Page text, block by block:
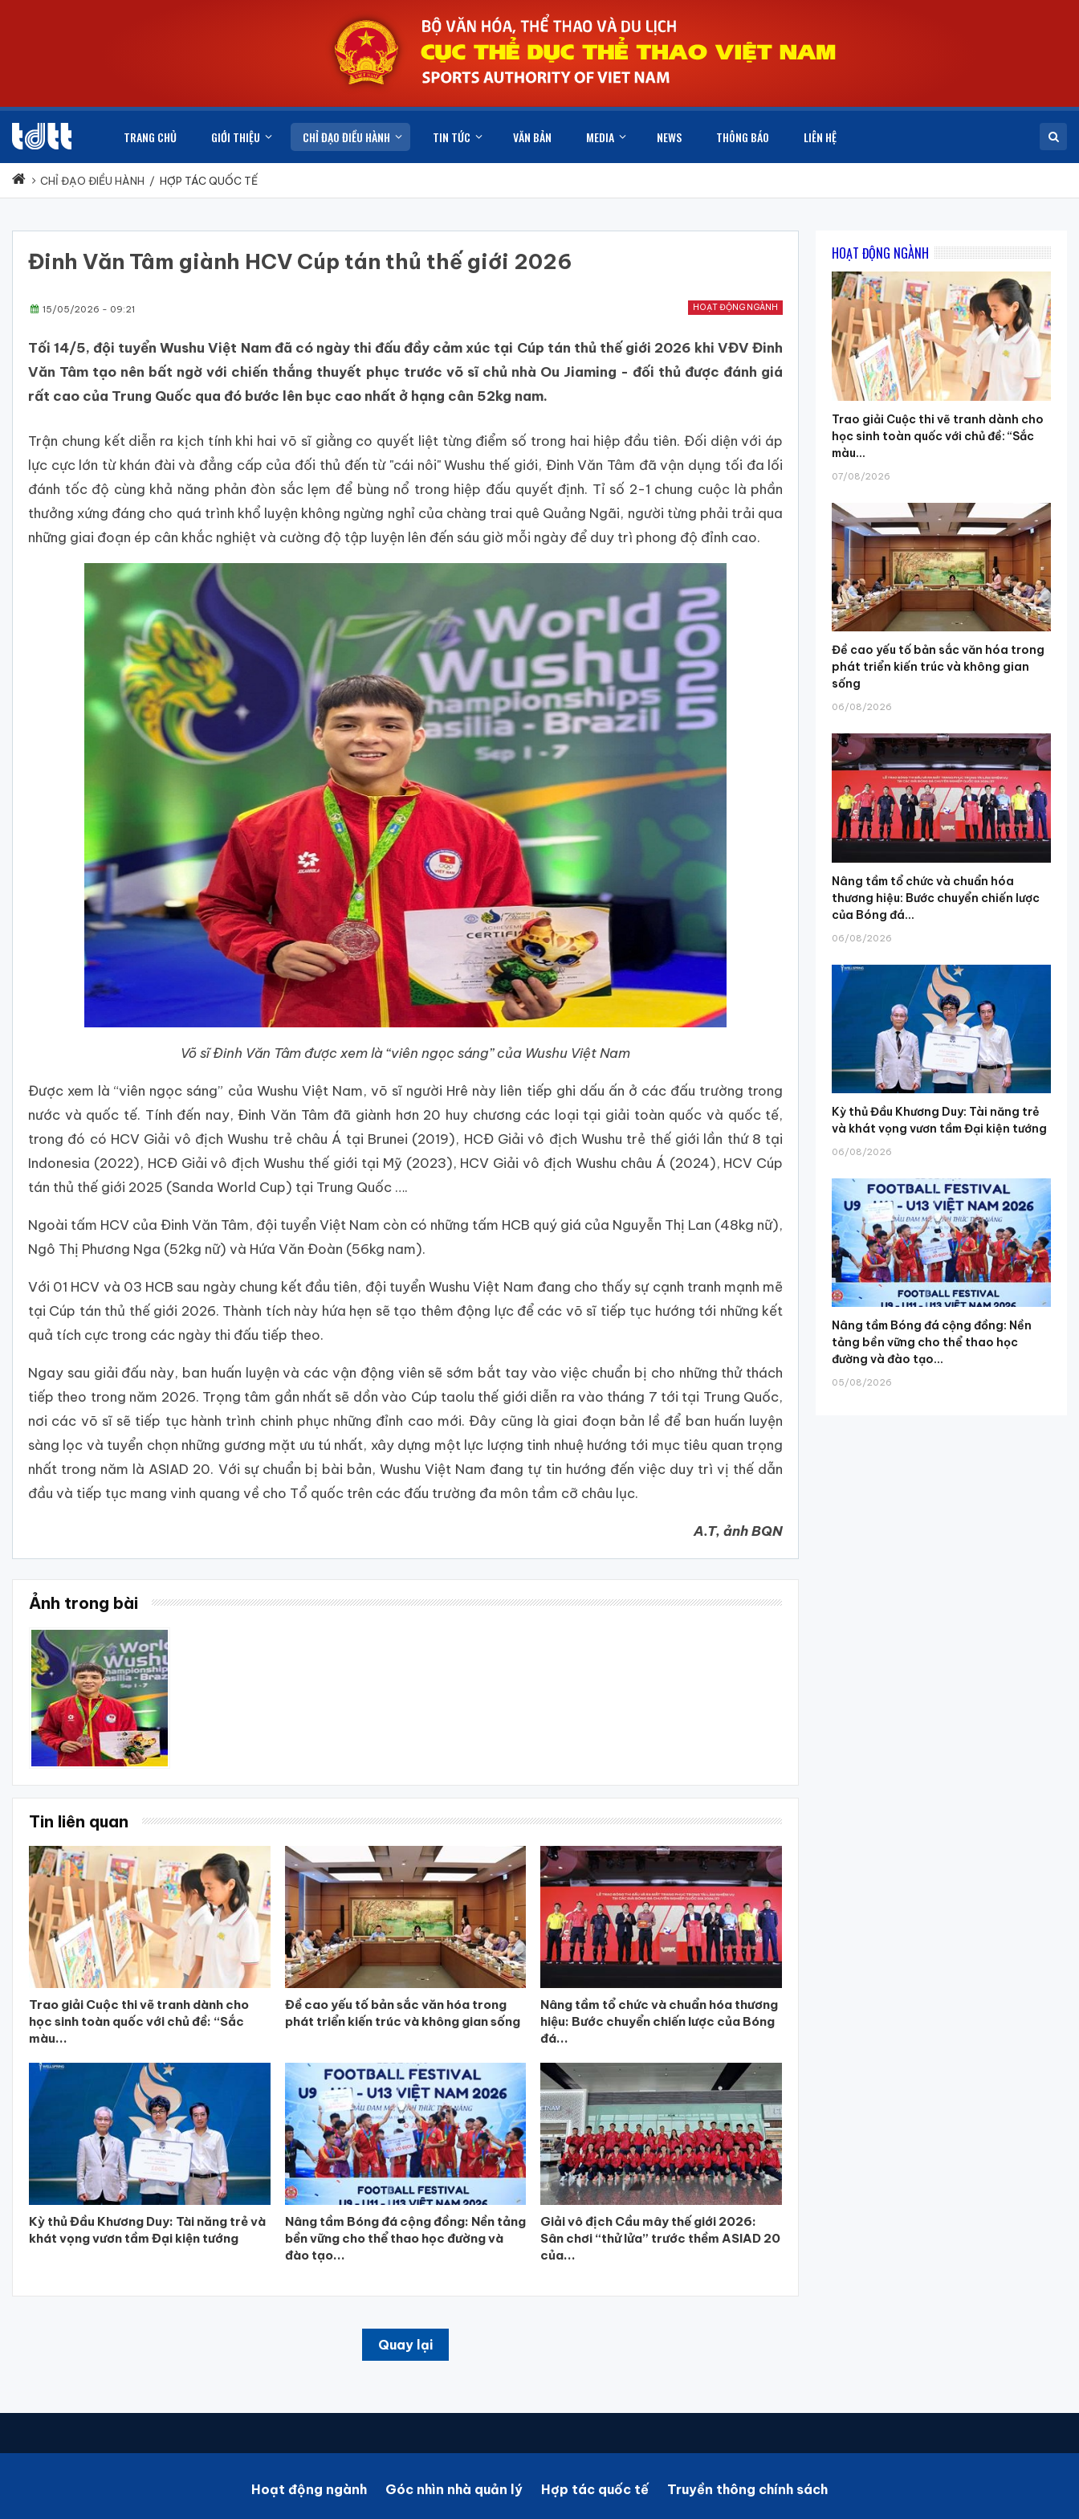
TRANG CHỦ GIỚI THIỆU CHỈ ĐẠO ĐIỀU HÀNH TIN TỨC VĂN BẢN MEDIA NEWS THÔNG BÁO LIÊN HỆ
CHỈ ĐẠO ĐIỀU HÀNH / HỢP TÁC QUỐC TẾ
Đinh Văn Tâm giành HCV Cúp tán thủ thế giới 2026
HOẠT ĐỘNG NGÀNH
15/05/2026 - 09:21
Tối 14/5, đội tuyển Wushu Việt Nam đã có ngày thi đấu đầy cảm xúc tại Cúp tán thủ thế giới 2026 khi VĐV Đinh
Văn Tâm tạo nên bất ngờ với chiến thắng thuyết phục trước võ sĩ chủ nhà Ou Jiaming - đối thủ được đánh giá
rất cao của Trung Quốc qua đó bước lên bục cao nhất ở hạng cân 52kg nam.
Trận chung kết diễn ra kịch tính khi hai võ sĩ giằng co quyết liệt từng điểm số trong hai hiệp đầu tiên. Đối diện với áp
lực cực lớn từ khán đài và đẳng cấp của đối thủ đến từ "cái nôi" Wushu thế giới, Đinh Văn Tâm đã vận dụng tối đa lối
đánh tốc độ cùng khả năng phản đòn sắc lẹm để bùng nổ trong hiệp đấu quyết định. Tỉ số 2-1 chung cuộc là phần
thưởng xứng đáng cho quá trình khổ luyện không ngừng nghỉ của chàng trai quê Quảng Ngãi, người từng phải trải qua
những giai đoạn ép cân khắc nghiệt và cường độ tập luyện lên đến sáu giờ mỗi ngày để duy trì phong độ đỉnh cao.
Võ sĩ Đinh Văn Tâm được xem là “viên ngọc sáng” của Wushu Việt Nam
Được xem là “viên ngọc sáng” của Wushu Việt Nam, võ sĩ người Hrê này liên tiếp ghi dấu ấn ở các đấu trường trong
nước và quốc tế. Tính đến nay, Đinh Văn Tâm đã giành hơn 20 huy chương các loại tại giải toàn quốc và quốc tế,
trong đó có HCV Giải vô địch Wushu trẻ châu Á tại Brunei (2019), HCĐ Giải vô địch Wushu trẻ thế giới lần thứ 8 tại
Indonesia (2022), HCĐ Giải vô địch Wushu thế giới tại Mỹ (2023), HCV Giải vô địch Wushu châu Á (2024), HCV Cúp
tán thủ thế giới 2025 (Sanda World Cup) tại Trung Quốc ….
Ngoài tấm HCV của Đinh Văn Tâm, đội tuyển Việt Nam còn có những tấm HCB quý giá của Nguyễn Thị Lan (48kg nữ),
Ngô Thị Phương Nga (52kg nữ) và Hứa Văn Đoàn (56kg nam).
Với 01 HCV và 03 HCB sau ngày chung kết đầu tiên, đội tuyển Wushu Việt Nam đang cho thấy sự cạnh tranh mạnh mẽ
tại Cúp tán thủ thế giới 2026. Thành tích này hứa hẹn sẽ tạo thêm động lực để các võ sĩ tiếp tục hướng tới những kết
quả tích cực trong các ngày thi đấu tiếp theo.
Ngay sau giải đấu này, ban huấn luyện và các vận động viên sẽ sớm bắt tay vào việc chuẩn bị cho những thử thách
tiếp theo trong năm 2026. Trọng tâm gần nhất sẽ dồn vào Cúp taolu thế giới diễn ra vào tháng 7 tới tại Trung Quốc,
nơi các võ sĩ sẽ tiếp tục hành trình chinh phục những đỉnh cao mới. Đây cũng là giai đoạn bản lề để ban huấn luyện
sàng lọc và tuyển chọn những gương mặt ưu tú nhất, xây dựng một lực lượng tinh nhuệ hướng tới mục tiêu quan trọng
nhất trong năm là ASIAD 20. Với sự chuẩn bị bài bản, Wushu Việt Nam đang tự tin hướng đến việc duy trì vị thế dẫn
đầu và tiếp tục mang vinh quang về cho Tổ quốc trên các đấu trường đa môn tầm cỡ châu lục.
A.T, ảnh BQN
Ảnh trong bài
Tin liên quan
Trao giải Cuộc thi vẽ tranh dành cho
học sinh toàn quốc với chủ đề: “Sắc
màu...
Đề cao yếu tố bản sắc văn hóa trong
phát triển kiến trúc và không gian sống
Nâng tầm tổ chức và chuẩn hóa thương
hiệu: Bước chuyển chiến lược của Bóng
đá...
Kỳ thủ Đầu Khương Duy: Tài năng trẻ và
khát vọng vươn tầm Đại kiện tướng
Nâng tầm Bóng đá cộng đồng: Nền tảng
bền vững cho thể thao học đường và
đào tạo...
Giải vô địch Cầu mây thế giới 2026:
Sân chơi “thử lửa” trước thềm ASIAD 20
của...
Quay lại
HOẠT ĐỘNG NGÀNH
Trao giải Cuộc thi vẽ tranh dành cho
học sinh toàn quốc với chủ đề: “Sắc
màu...
07/08/2026
Đề cao yếu tố bản sắc văn hóa trong
phát triển kiến trúc và không gian
sống
06/08/2026
Nâng tầm tổ chức và chuẩn hóa
thương hiệu: Bước chuyển chiến lược
của Bóng đá...
06/08/2026
Kỳ thủ Đầu Khương Duy: Tài năng trẻ
và khát vọng vươn tầm Đại kiện tướng
06/08/2026
Nâng tầm Bóng đá cộng đồng: Nền
tảng bền vững cho thể thao học
đường và đào tạo...
05/08/2026
Hoạt động ngành Góc nhìn nhà quản lý Hợp tác quốc tế Truyền thông chính sách